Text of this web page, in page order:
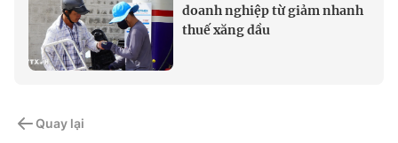
doanh nghiệp từ giảm nhanh
thuế xăng dầu
Quay lại